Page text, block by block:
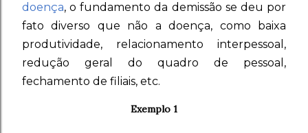
doença, o fundamento da demissão se deu por
fato diverso que não a doença, como baixa
produtividade, relacionamento interpessoal,
redução geral do quadro de pessoal,
fechamento de filiais, etc.
Exemplo 1